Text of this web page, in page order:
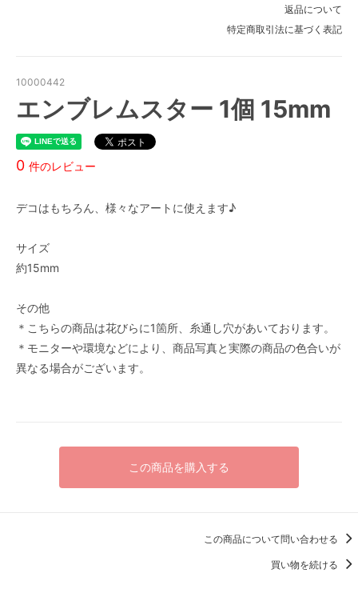
返品について
特定商取引法に基づく表記
10000442
エンブレムスター 1個 15mm
0 件のレビュー
デコはもちろん、様々なアートに使えます♪
サイズ
約15mm
その他
＊こちらの商品は花びらに1箇所、糸通し穴があいております。
＊モニターや環境などにより、商品写真と実際の商品の色合いが
異なる場合がございます。
この商品を購入する
この商品について問い合わせる
買い物を続ける